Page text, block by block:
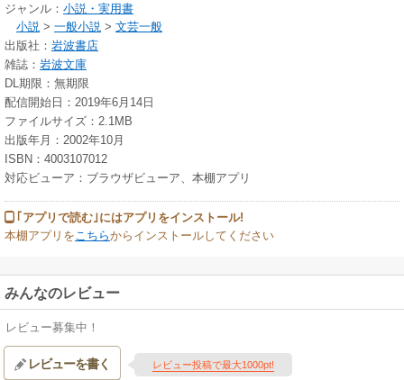
ジャンル： 小説・実用書
小説 > 一般小説 > 文芸一般
出版社： 岩波書店
雑誌： 岩波文庫
DL期限：無期限
配信開始日：2019年6月14日
ファイルサイズ：2.1MB
出版年月：2002年10月
ISBN：4003107012
対応ビューア：ブラウザビューア、本棚アプリ
｢アプリで読む｣にはアプリをインストール!
本棚アプリを こちらからインストールしてください
みんなのレビュー
レビュー募集中！
レビューを書く レビュー投稿で最大1000pt!